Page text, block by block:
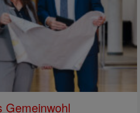
Gemeinwohl